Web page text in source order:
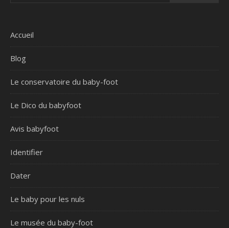
Accueil
Blog
Le conservatoire du baby-foot
Le Dico du babyfoot
Avis babyfoot
Identifier
Dater
Le baby pour les nuls
Le musée du baby-foot